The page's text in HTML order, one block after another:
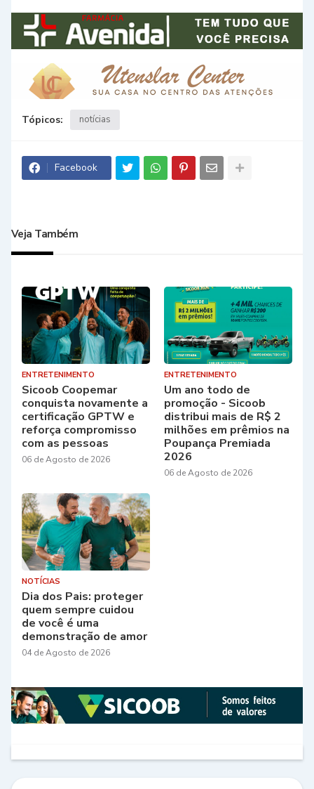
Tópicos: notícias
Facebook
Veja Também
ENTRETENIMENTO
Sicoob Coopemar
conquista novamente a
certificação GPTW e
reforça compromisso
com as pessoas
06 de Agosto de 2026
ENTRETENIMENTO
Um ano todo de
promoção - Sicoob
distribui mais de R$ 2
milhões em prêmios na
Poupança Premiada
2026
06 de Agosto de 2026
NOTÍCIAS
Dia dos Pais: proteger
quem sempre cuidou
de você é uma
demonstração de amor
04 de Agosto de 2026